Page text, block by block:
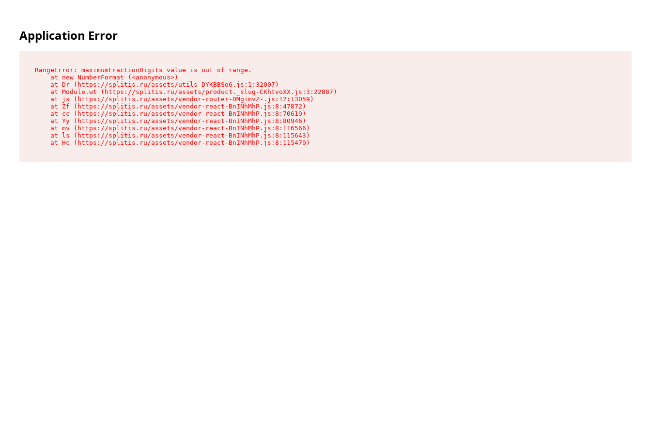
Application Error
RangeError: maximumFractionDigits value is out of range.
    at new NumberFormat (<anonymous>)
    at Dr (https://splitis.ru/assets/utils-DYKBBSo6.js:1:32007)
    at Module.wt (https://splitis.ru/assets/product._slug-CKhtvoXX.js:3:22887)
    at js (https://splitis.ru/assets/vendor-router-DMgimvZ-.js:12:13059)
    at Zf (https://splitis.ru/assets/vendor-react-BnINhMhP.js:8:47872)
    at cc (https://splitis.ru/assets/vendor-react-BnINhMhP.js:8:70619)
    at Yy (https://splitis.ru/assets/vendor-react-BnINhMhP.js:8:80946)
    at mv (https://splitis.ru/assets/vendor-react-BnINhMhP.js:8:116566)
    at ls (https://splitis.ru/assets/vendor-react-BnINhMhP.js:8:115643)
    at Hc (https://splitis.ru/assets/vendor-react-BnINhMhP.js:8:115479)